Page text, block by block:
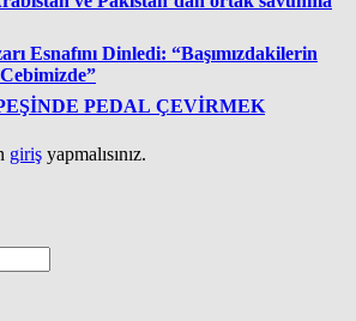
Esnafını Dinledi: “Başımızdakilerin
PEDAL ÇEVİRMEK
giriş yapmalısınız.